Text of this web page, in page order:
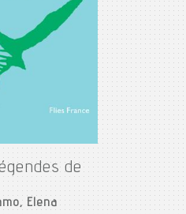
de
Elena